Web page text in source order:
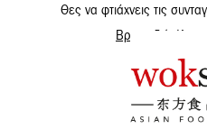
Θες να φτιάχνεις τις
Βρες εδώ όλα